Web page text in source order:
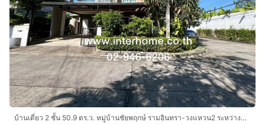
บ้านเดี่ยว 2 ชั้น 50.9 ตร.ว. หมู่บ้านชัยพฤกษ์ รามอินทรา-วงแหวน2 ระหว่างซอยคู้บอน44 และ46 ถนนคู้บอน ถนนรามอินทรา เขตคลองสามวา กรุงเทพมหานคร